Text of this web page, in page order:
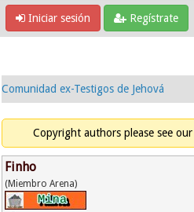
Iniciar sesión Regístrate
Comunidad ex-Testigos de Jehová
Copyright authors please see our
Finho
(Miembro Arena)